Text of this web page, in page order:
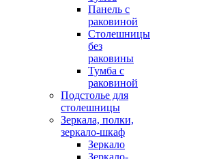
Панель с
раковиной
Столешницы
без
раковины
Тумба с
раковиной
Подстолье для
столешницы
Зеркала, полки,
зеркало-шкаф
Зеркало